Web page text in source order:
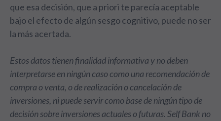
que esa decisión, que a priori te parecía aceptable
bajo el efecto de algún sesgo cognitivo, puede no ser
la más acertada.
Estos datos tienen finalidad informativa y no deben
interpretarse en ningún caso como una recomendación de
compra o venta, o de realización o cancelación de
inversiones, ni puede servir como base de ningún tipo de
decisión sobre inversiones actuales o futuras. Self Bank no